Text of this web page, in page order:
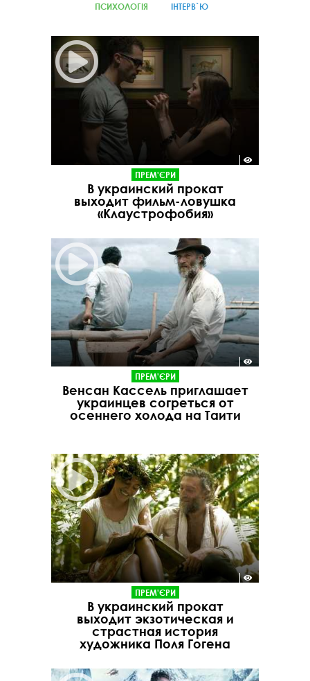
ПСИХОЛОГІЯ ІНТЕРВ`Ю
ПРЕМ'ЄРИ
В украинский прокат
выходит фильм-ловушка
«Клаустрофобия»
ПРЕМ'ЄРИ
Венсан Кассель приглашает
украинцев согреться от
осеннего холода на Таити
ПРЕМ'ЄРИ
В украинский прокат
выходит экзотическая и
страстная история
художника Поля Гогена